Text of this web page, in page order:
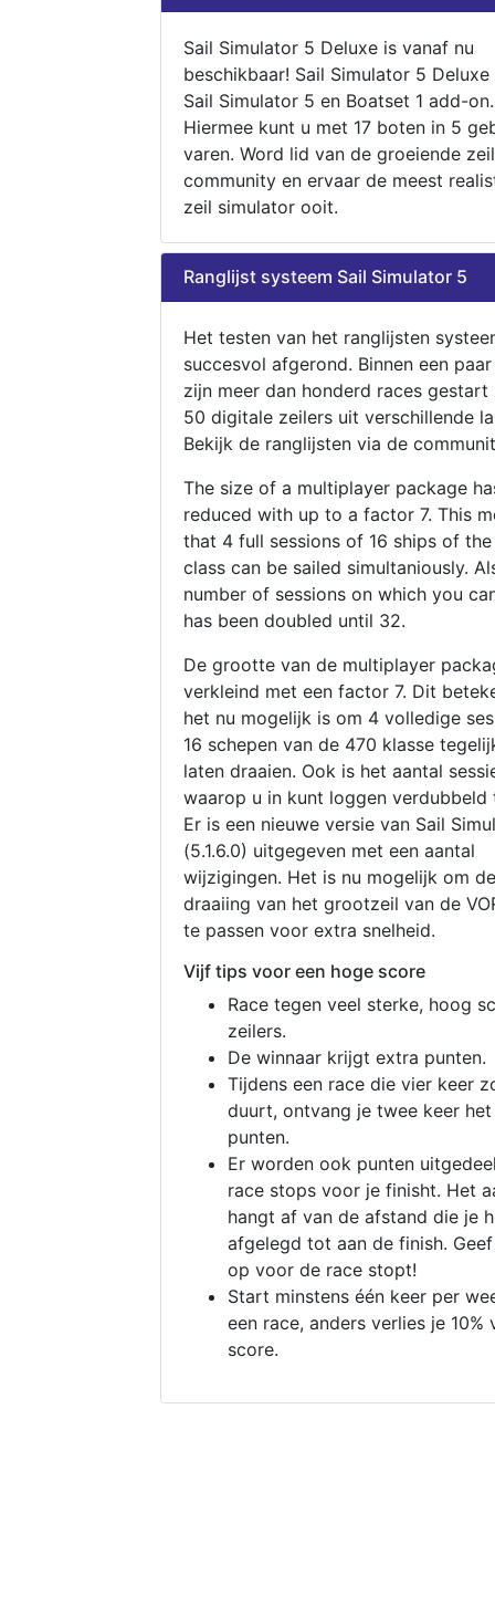
Sail Simulator 5 Deluxe is vanaf nu
beschikbaar! Sail Simulator 5
Sail Simulator 5 en Boatset 1 add-on.
Hiermee kunt u met 17 boten in 5
varen. Word lid van de groeiende zeil
community en ervaar de meest
zeil simulator ooit.
Ranglijst systeem Sail Simulator 5
Het testen van het ranglijsten
succesvol afgerond. Binnen een
zijn meer dan honderd races gestart
50 digitale zeilers uit verschillende
Bekijk de ranglijsten via de
The size of a multiplayer package
reduced with up to a factor 7. This
that 4 full sessions of 16 ships of
class can be sailed simultaniously.
number of sessions on which you
has been doubled until 32.
De grootte van de multiplayer
verkleind met een factor 7. Dit
het nu mogelijk is om 4 volledige
16 schepen van de 470 klasse
laten draaien. Ook is het aantal
waarop u in kunt loggen verdubbeld
Er is een nieuwe versie van Sail
(5.1.6.0) uitgegeven met een aantal
wijzigingen. Het is nu mogelijk om de
draaiing van het grootzeil van de
te passen voor extra snelheid.
Vijf tips voor een hoge score
Race tegen veel sterke, hoog
zeilers.
De winnaar krijgt extra punten.
Tijdens een race die vier keer
duurt, ontvang je twee keer
punten.
Er worden ook punten
race stops voor je finisht. Het
hangt af van de afstand die je
afgelegd tot aan de finish.
op voor de race stopt!
Start minstens één keer per
een race, anders verlies je 10%
score.